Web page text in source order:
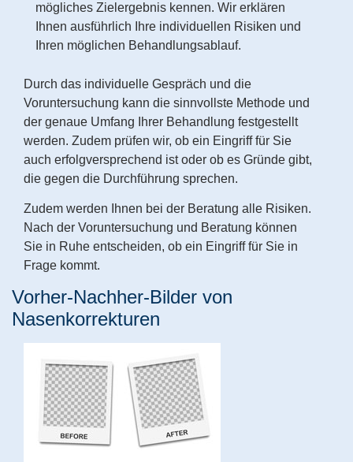
mögliches Zielergebnis kennen. Wir erklären
Ihnen ausführlich Ihre individuellen Risiken und
Ihren möglichen Behandlungsablauf.
Durch das individuelle Gespräch und die
Voruntersuchung kann die sinnvollste Methode und
der genaue Umfang Ihrer Behandlung festgestellt
werden. Zudem prüfen wir, ob ein Eingriff für Sie
auch erfolgversprechend ist oder ob es Gründe gibt,
die gegen die Durchführung sprechen.
Zudem werden Ihnen bei der Beratung alle Risiken.
Nach der Voruntersuchung und Beratung können
Sie in Ruhe entscheiden, ob ein Eingriff für Sie in
Frage kommt.
Vorher-Nachher-Bilder von
Nasenkorrekturen